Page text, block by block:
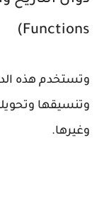
Functions)
وتستخدم هذه
وغيرها.